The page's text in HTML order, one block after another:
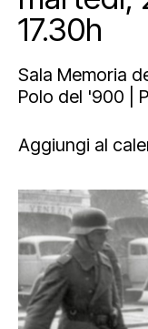
Art
Open
Blog
Orari e
17.30h
Sala Memoria
Polo del '900 |
Aggiungi al